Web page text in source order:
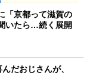
「京都って滋賀の
いたら…続く展開
だおじさんが、